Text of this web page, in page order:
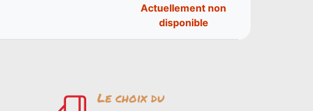
Actuellement non
disponible
Le choix du